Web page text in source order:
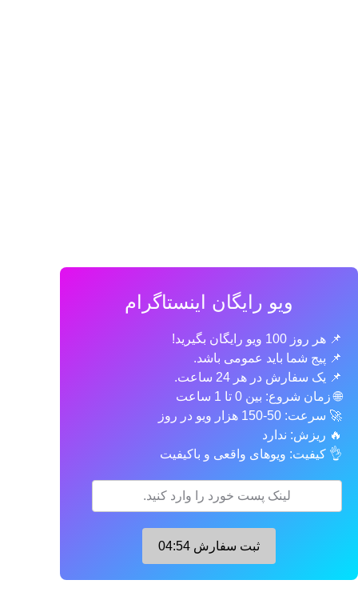
ویو رایگان اینستاگرام
📌 هر روز 100 ویو رایگان بگیرید!
📌 پیج شما باید عمومی باشد.
📌 یک سفارش در هر 24 ساعت.
🌐 زمان شروع: بین 0 تا 1 ساعت
🚀 سرعت: 50-150 هزار ویو در روز
🔥 ریزش: ندارد
👌 کیفیت: ویوهای واقعی و باکیفیت
ثبت سفارش 04:53